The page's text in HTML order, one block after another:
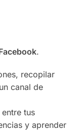
.
recopilar
canal de
tus
y aprender